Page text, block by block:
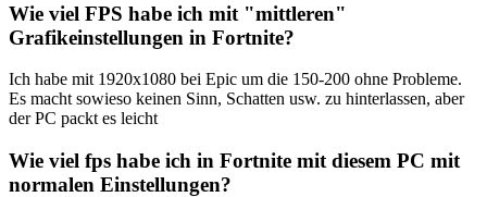
Wie viel FPS habe ich mit "mittleren"
Grafikeinstellungen in Fortnite?
Ich habe mit 1920x1080 bei Epic um die 150-200 ohne Probleme.
Es macht sowieso keinen Sinn, Schatten usw. zu hinterlassen, aber
der PC packt es leicht
Wie viel fps habe ich in Fortnite mit diesem PC mit
normalen Einstellungen?